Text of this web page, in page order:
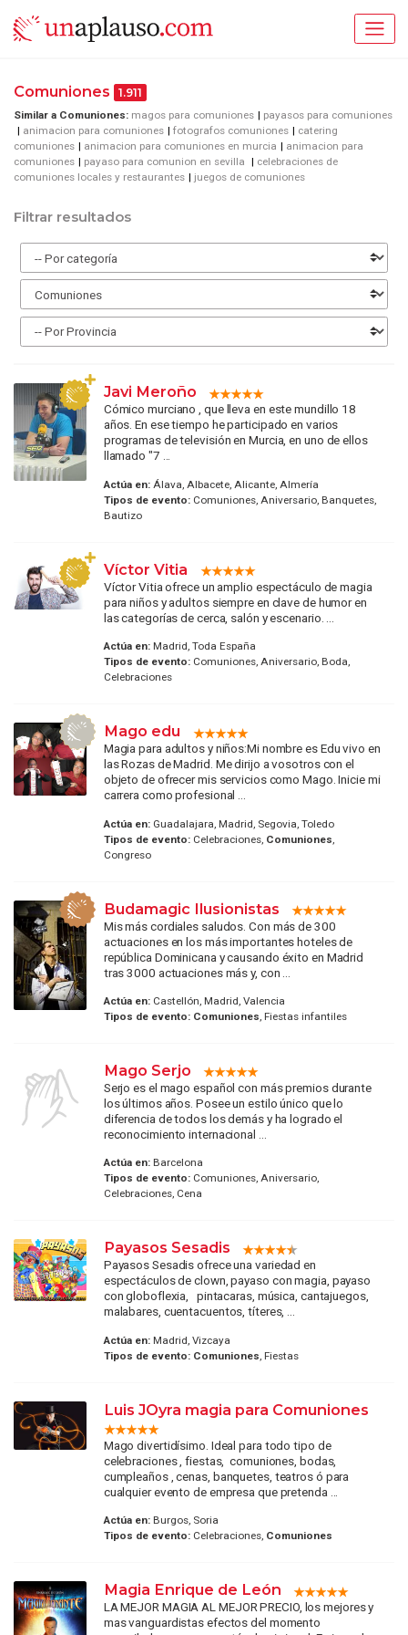
Comuniones 1.911
Similar a Comuniones: magos para comuniones
payasos para comuniones
animacion para comuniones
fotografos comuniones
catering
comuniones
animacion para comuniones en murcia
animacion para
comuniones
payaso para comunion en sevilla
celebraciones de
comuniones locales y restaurantes
juegos de comuniones
Filtrar resultados
Javi Meroño
Cómico murciano , que lleva en este mundillo 18
años. En ese tiempo he participado en varios
programas de televisión en Murcia, en uno de ellos
llamado "7 ...
Actúa en:Álava, Albacete, Alicante, Almería
Tipos de evento:Comuniones, Aniversario, Banquetes,
Bautizo
Víctor Vitia
Víctor Vitia ofrece un amplio espectáculo de magia
para niños y adultos siempre en clave de humor en
las categorías de cerca, salón y escenario. ...
Actúa en:Madrid, Toda España
Tipos de evento:Comuniones, Aniversario, Boda,
Celebraciones
Mago edu
Magia para adultos y niños:Mi nombre es Edu vivo en
las Rozas de Madrid. Me dirijo a vosotros con el
objeto de ofrecer mis servicios como Mago. Inicie mi
carrera como profesional ...
Actúa en:Guadalajara, Madrid, Segovia, Toledo
Tipos de evento:Celebraciones, Comuniones
Congreso
Budamagic Ilusionistas
Mis más cordiales saludos. Con más de 300
actuaciones en los más importantes hoteles de
república Dominicana y causando éxito en Madrid
tras 3000 actuaciones más y, con ...
Actúa en:Castellón, Madrid, Valencia
Tipos de evento: Comuniones, Fiestas infantiles
Mago Serjo
Serjo es el mago español con más premios durante
los últimos años. Posee un estilo único que lo
diferencia de todos los demás y ha logrado el
reconocimiento internacional ...
Actúa en:Barcelona
Tipos de evento:Comuniones, Aniversario,
Celebraciones, Cena
Payasos Sesadis
Payasos Sesadis ofrece una variedad en
espectáculos de clown, payaso con magia, payaso
con globoflexia, pintacaras, música, cantajuegos,
malabares, cuentacuentos, títeres, ...
Actúa en:Madrid, Vizcaya
Tipos de evento: Comuniones, Fiestas
Luis JOyra magia para Comuniones
Mago divertidísimo. Ideal para todo tipo de
celebraciones , fiestas, comuniones, bodas,
cumpleaños , cenas, banquetes, teatros ó para
cualquier evento de empresa que pretenda ...
Actúa en:Burgos, Soria
Tipos de evento:Celebraciones, Comuniones
Magia Enrique de León
LA MEJOR MAGIA AL MEJOR PRECIO, los mejores y
mas vanguardistas efectos del momento